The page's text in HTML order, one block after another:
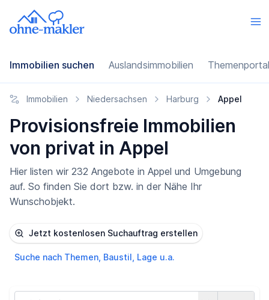
Immobilien suchen Auslandsimmobilien
Immobilien Niedersachsen Harburg Appel
Provisionsfreie Immobilien
von privat in Appel
Hier listen wir 232 Angebote in Appel und Umgebung
auf. So finden Sie dort bzw. in der Nähe Ihr
Wunschobjekt.
Jetzt kostenlosen Suchauftrag erstellen
Suche nach Themen, Baustil, Lage u.a.